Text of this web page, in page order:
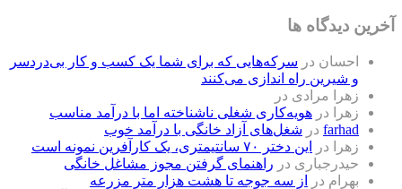
آخرین دیدگاه ها
احسان در سرکه‌هایی که برای شما یک کسب و کار بی‌دردسر
و شیرین راه اندازی می‌کنند
زهرا مرادی در
زهرا
در هویه‌کاری شغلی ناشناخته اما با درآمد مناسب
farhad در شغل‌های آزاد خانگی با درآمد خوب
زهرا
در
این دختر ۷۰ سانتیمتری، یک کارآفرین نمونه است
حیدرجباری در راهنمای گرفتن مجوز مشاغل خانگی
بهرام در
از سه جوجه تا هشت هزار متر مزرعه